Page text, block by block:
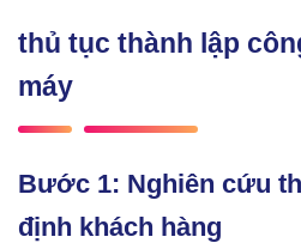
thủ tục thành lập
máy
Bước 1: Nghiên cứu
định khách hàng